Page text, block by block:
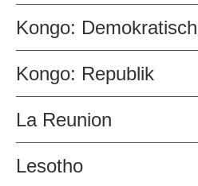
Kongo:
Kongo: Republik
La Reunion
Lesotho